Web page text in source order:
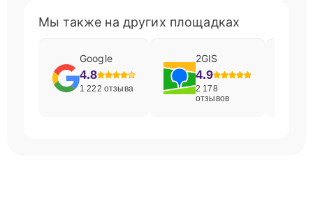
Мы также на других площадках
Google
4.8
1 222 отзыва
2GIS
4.9
2 178
отзывов